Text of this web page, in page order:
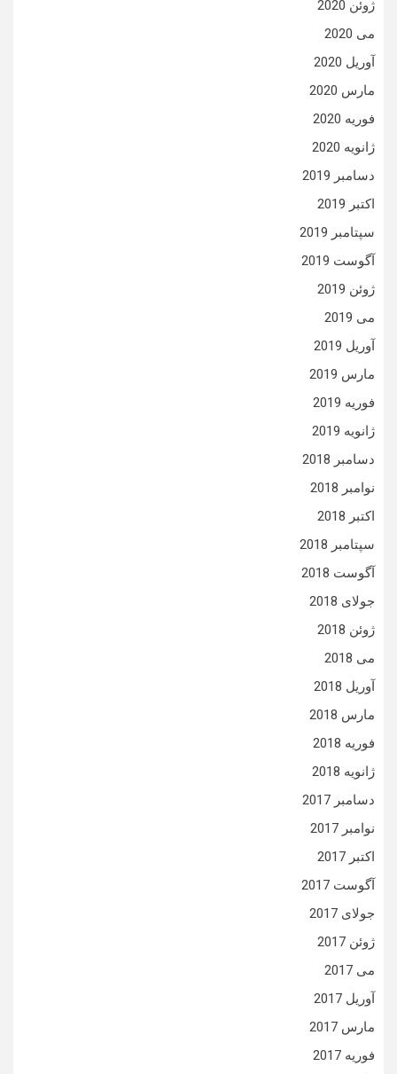
ژوئن 2020
می 2020
آوریل 2020
مارس 2020
فوریه 2020
ژانویه 2020
دسامبر 2019
اکتبر 2019
سپتامبر 2019
آگوست 2019
ژوئن 2019
می 2019
آوریل 2019
مارس 2019
فوریه 2019
ژانویه 2019
دسامبر 2018
نوامبر 2018
اکتبر 2018
سپتامبر 2018
آگوست 2018
جولای 2018
ژوئن 2018
می 2018
آوریل 2018
مارس 2018
فوریه 2018
ژانویه 2018
دسامبر 2017
نوامبر 2017
اکتبر 2017
آگوست 2017
جولای 2017
ژوئن 2017
می 2017
آوریل 2017
مارس 2017
فوریه 2017